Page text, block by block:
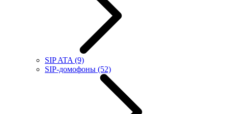
SIP ATA (9)
SIP-домофоны (52)